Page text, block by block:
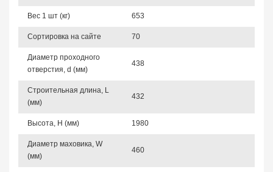
Вес 1 шт (кг) 653
Сортировка на сайте 70
Диаметр проходного
отверстия, d (мм)
438
Строительная длина, L
(мм)
432
Высота, Н (мм) 1980
Диаметр маховика, W
(мм)
460